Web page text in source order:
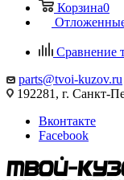
Корзина0
Сравнение
parts@tvoi-kuzov.ru
192281, г. Санкт-
Вконтакте
Facebook